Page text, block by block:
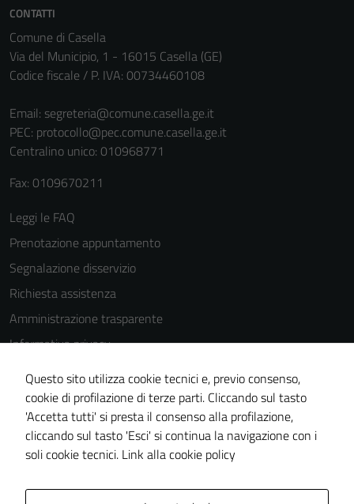
CONTATTI
Comune di Casella
Via del Municipio, 1 - 16015 Casella (GE)
Codice fiscale / P. IVA: 00734460108
Email: segreteria@comune.casella.ge.it
PEC: protocollo@pec.comune.casella.ge.it
Centralino unico: 010968771
Fax: 0109670211
Leggi le FAQ
Prenotazione appuntamento
Segnalazione disservizio
Richiesta assistenza
Amministrazione trasparente
Informativa privacy
Cookie Policy
Note legali
Dichiarazione di accessibilità
Piano di miglioramento del sito
Questo sito utilizza cookie tecnici e, previo consenso,
cookie di profilazione di terze parti. Cliccando sul tasto
'Accetta tutti' si presta il consenso alla profilazione,
cliccando sul tasto 'Esci' si continua la navigazione con i
soli cookie tecnici. Link alla cookie policy
Questi cookie
non raccolgono
informazioni
utilizzati
anche per la
profilazione.
La
disabilitazione